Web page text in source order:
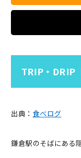
TRIP・DRIP
出典： 食べログ
鎌倉駅のそばにある